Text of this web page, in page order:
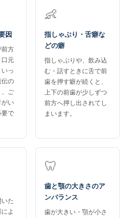
因
前方
口元
っ
伝の
、ご
がい
要で
👶
指しゃぶり・舌癖な
どの癖
指しゃぶりや、飲み込
む・話すときに舌で前
歯を押す癖が続くと、
上下の前歯が少しずつ
前方へ押し出されてし
まいます。
た
よ
🦷
歯と顎の大きさのア
ンバランス
歯が大きい・顎が小さ